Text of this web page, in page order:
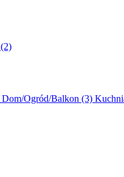
(2)
Dom/Ogród/Balkon (3)